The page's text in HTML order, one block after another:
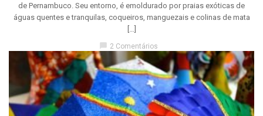
de Pernambuco. Seu entorno, é emoldurado por praias exóticas de
águas quentes e tranquilas, coqueiros, manguezais e colinas de mata
2 Comentários